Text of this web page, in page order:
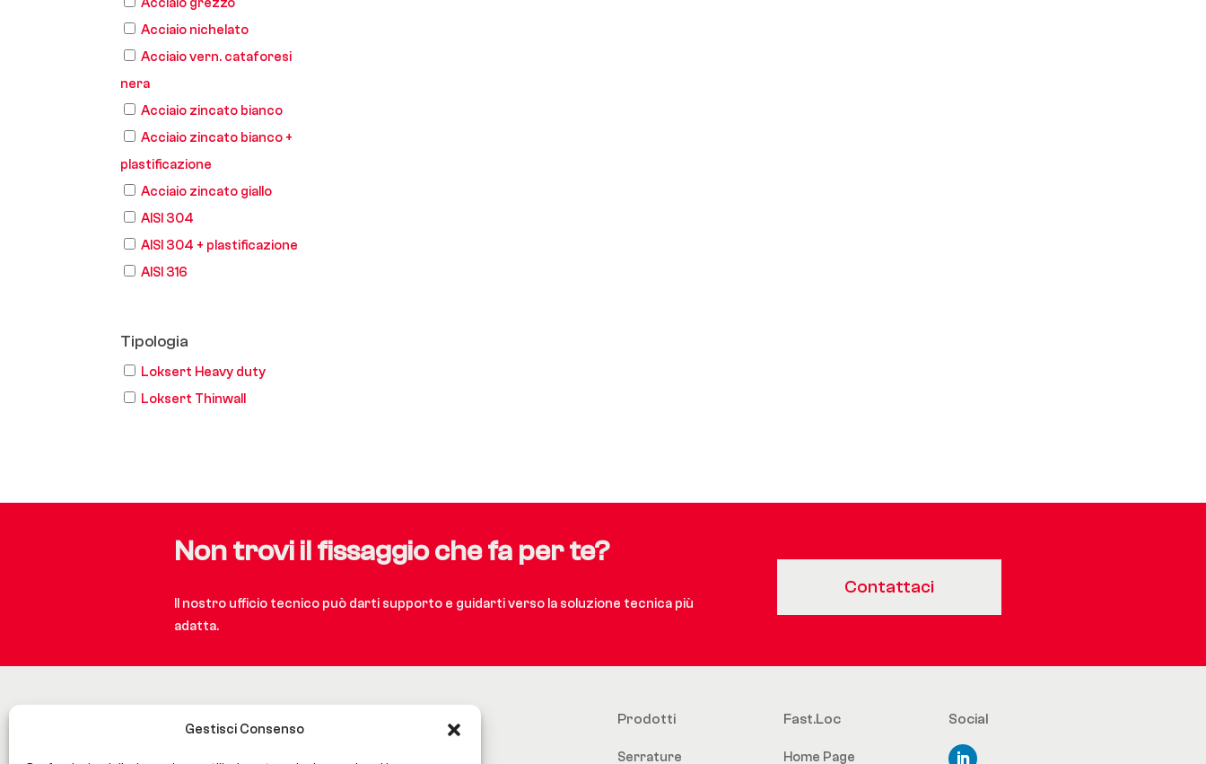
Gestisci Consenso
Acciaio grezzo
Acciaio nichelato
Acciaio vern. cataforesi
nera
Acciaio zincato bianco
Acciaio zincato bianco +
plastificazione
Acciaio zincato giallo
AISI 304
AISI 304 + plastificazione
AISI 316
Tipologia
Loksert Heavy duty
Loksert Thinwall
Non trovi il fissaggio che fa per te?
Il nostro ufficio tecnico può darti supporto e guidarti verso la soluzione tecnica più
adatta.
Contattaci
Prodotti
Serrature
Fast.Loc
Home Page
Social